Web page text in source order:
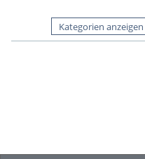
Kategorien anzeigen